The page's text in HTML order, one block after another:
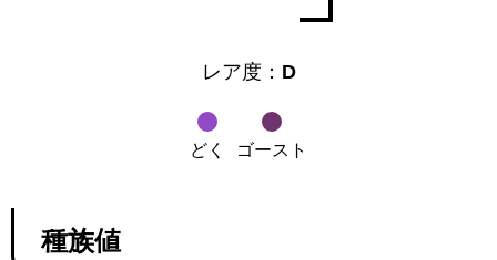
レア度： D
どく ゴースト
種族値